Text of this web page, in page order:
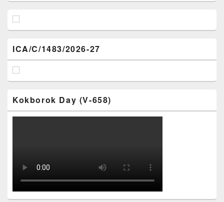
ICA/C/1483/2026-27
Kokborok Day (V-658)